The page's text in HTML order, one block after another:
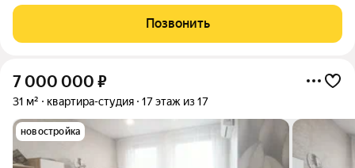
Позвонить
7 000 000 ₽
31 м² квартира-студия 17 этаж из 17
новостройка